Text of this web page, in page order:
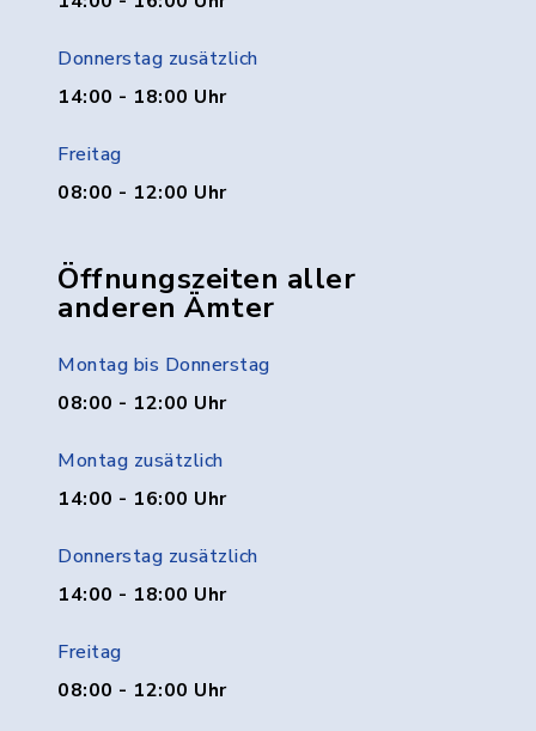
Donnerstag zusätzlich
14:00 - 18:00 Uhr
Freitag
08:00 - 12:00 Uhr
Öffnungszeiten aller
anderen Ämter
Montag bis Donnerstag
08:00 - 12:00 Uhr
Montag zusätzlich
14:00 - 16:00 Uhr
Donnerstag zusätzlich
14:00 - 18:00 Uhr
Freitag
08:00 - 12:00 Uhr